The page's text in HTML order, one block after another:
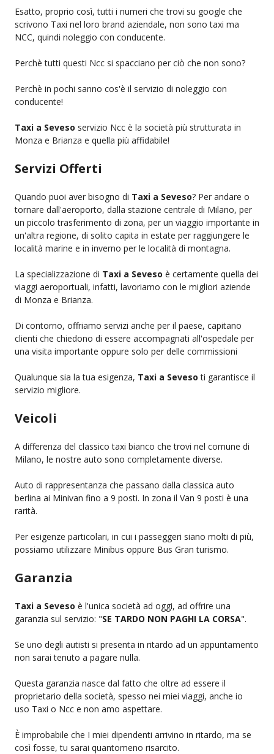
Esatto, proprio così, tutti i numeri che trovi su google che
scrivono Taxi nel loro brand aziendale, non sono taxi ma
NCC, quindi noleggio con conducente.
Perchè tutti questi Ncc si spacciano per ciò che non sono?
Perchè in pochi sanno cos'è il servizio di noleggio con
conducente!
Taxi a Seveso servizio Ncc è la società più strutturata in
Monza e Brianza e quella più affidabile!
Servizi Offerti
Quando puoi aver bisogno di Taxi a Seveso? Per andare o
tornare dall'aeroporto, dalla stazione centrale di Milano, per
un piccolo trasferimento di zona, per un viaggio importante in
un'altra regione, di solito capita in estate per raggiungere le
località marine e in inverno per le località di montagna.
La specializzazione di Taxi a Seveso è certamente quella dei
viaggi aeroportuali, infatti, lavoriamo con le migliori aziende
di Monza e Brianza.
Di contorno, offriamo servizi anche per il paese, capitano
clienti che chiedono di essere accompagnati all'ospedale per
una visita importante oppure solo per delle commissioni
Qualunque sia la tua esigenza, Taxi a Seveso ti garantisce il
servizio migliore.
Veicoli
A differenza del classico taxi bianco che trovi nel comune di
Milano, le nostre auto sono completamente diverse.
Auto di rappresentanza che passano dalla classica auto
berlina ai Minivan fino a 9 posti. In zona il Van 9 posti è una
rarità.
Per esigenze particolari, in cui i passeggeri siano molti di più,
possiamo utilizzare Minibus oppure Bus Gran turismo.
Garanzia
Taxi a Seveso è l'unica società ad oggi, ad offrire una
garanzia sul servizio: "SE TARDO NON PAGHI LA CORSA".
Se uno degli autisti si presenta in ritardo ad un appuntamento
non sarai tenuto a pagare nulla.
Questa garanzia nasce dal fatto che oltre ad essere il
proprietario della società, spesso nei miei viaggi, anche io
uso Taxi o Ncc e non amo aspettare.
È improbabile che I miei dipendenti arrivino in ritardo, ma se
così fosse, tu sarai quantomeno risarcito.